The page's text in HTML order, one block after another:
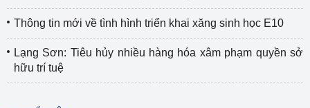
Thông tin mới về tình hình triển khai xăng sinh học E10
Lạng Sơn: Tiêu hủy nhiều hàng hóa xâm phạm quyền sở
hữu trí tuệ